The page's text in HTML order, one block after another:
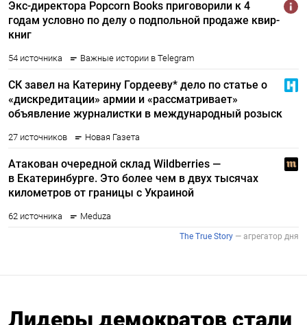
Лидеры демократов стали